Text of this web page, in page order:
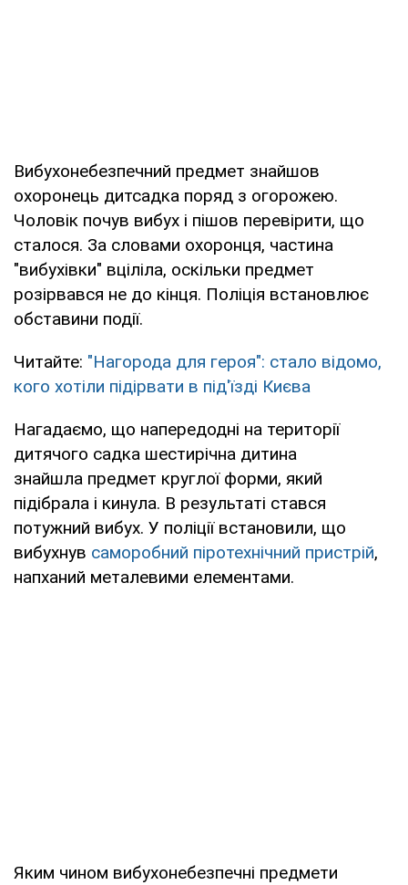
Вибухонебезпечний предмет знайшов
охоронець дитсадка поряд з огорожею.
Чоловік почув вибух і пішов перевірити, що
сталося. За словами охоронця, частина
"вибухівки" вціліла, оскільки предмет
розірвався не до кінця. Поліція встановлює
обставини події.
Читайте: "Нагорода для героя": стало відомо,
кого хотіли підірвати в під'їзді Києва
Нагадаємо, що напередодні на території
дитячого садка шестирічна дитина
знайшла предмет круглої форми, який
підібрала і кинула. В результаті стався
потужний вибух. У поліції встановили, що
вибухнув саморобний піротехнічний пристрій,
напханий металевими елементами.
Яким чином вибухонебезпечні предмети